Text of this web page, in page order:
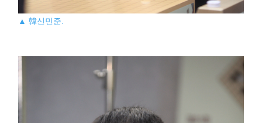
▲ 韓신민준.